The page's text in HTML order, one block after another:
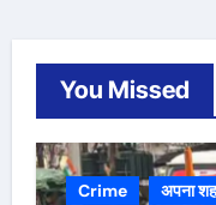
You Missed
Crime अपना